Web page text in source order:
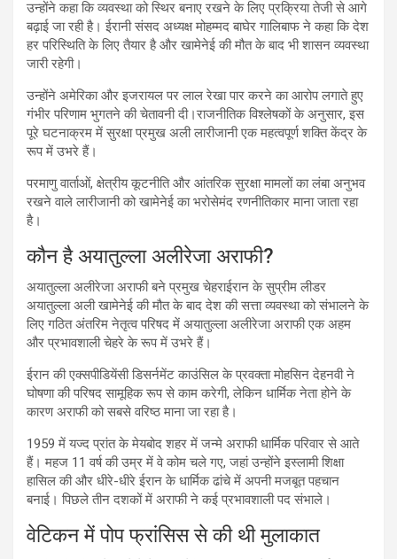
उन्होंने कहा कि व्यवस्था को स्थिर बनाए रखने के लिए प्रक्रिया तेजी से आगे
बढ़ाई जा रही है। ईरानी संसद अध्यक्ष मोहम्मद बाघेर गालिबाफ ने कहा कि देश
हर परिस्थिति के लिए तैयार है और खामेनेई की मौत के बाद भी शासन व्यवस्था
जारी रहेगी।
उन्होंने अमेरिका और इजरायल पर लाल रेखा पार करने का आरोप लगाते हुए
गंभीर परिणाम भुगतने की चेतावनी दी।राजनीतिक विश्लेषकों के अनुसार, इस
पूरे घटनाक्रम में सुरक्षा प्रमुख अली लारीजानी एक महत्वपूर्ण शक्ति केंद्र के
रूप में उभरे हैं।
परमाणु वार्ताओं, क्षेत्रीय कूटनीति और आंतरिक सुरक्षा मामलों का लंबा अनुभव
रखने वाले लारीजानी को खामेनेई का भरोसेमंद रणनीतिकार माना जाता रहा
है।
कौन है अयातुल्ला अलीरेजा अराफी?
अयातुल्ला अलीरेजा अराफी बने प्रमुख चेहराईरान के सुप्रीम लीडर
अयातुल्ला अली खामेनेई की मौत के बाद देश की सत्ता व्यवस्था को संभालने के
लिए गठित अंतरिम नेतृत्व परिषद में अयातुल्ला अलीरेजा अराफी एक अहम
और प्रभावशाली चेहरे के रूप में उभरे हैं।
ईरान की एक्सपीडियेंसी डिसर्नमेंट काउंसिल के प्रवक्ता मोहसिन देहनवी ने
घोषणा की परिषद सामूहिक रूप से काम करेगी, लेकिन धार्मिक नेता होने के
कारण अराफी को सबसे वरिष्ठ माना जा रहा है।
1959 में यज्द प्रांत के मेयबोद शहर में जन्मे अराफी धार्मिक परिवार से आते
हैं। महज 11 वर्ष की उम्र में वे कोम चले गए, जहां उन्होंने इस्लामी शिक्षा
हासिल की और धीरे-धीरे ईरान के धार्मिक ढांचे में अपनी मजबूत पहचान
बनाई। पिछले तीन दशकों में अराफी ने कई प्रभावशाली पद संभाले।
वेटिकन में पोप फ्रांसिस से की थी मुलाकात